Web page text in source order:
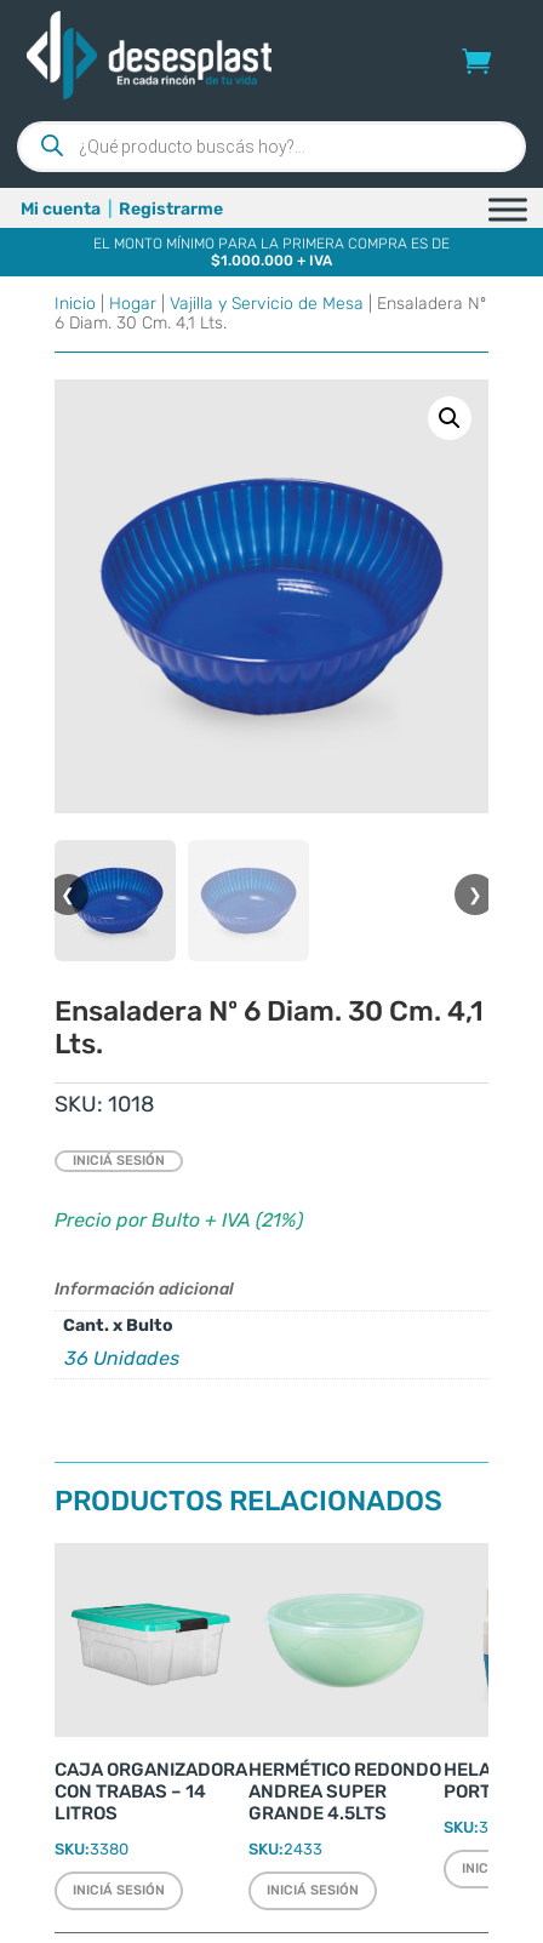
Búsqueda
de
productos
Mi cuenta Registrarme
EL MONTO MÍNIMO PARA LA PRIMERA COMPRA ES DE
$1.000.000 + IVA
Inicio Hogar| Vajilla y Servicio de Mesa | Ensaladera Nº
6 Diam. 30 Cm. 4,1 Lts.
❮ ❯
Ensaladera Nº 6 Diam. 30 Cm. 4,1
Lts.
SKU: 1018
INICIÁ SESIÓN
Precio por Bulto + IVA (21%)
Información adicional
Cant. x Bulto
36 Unidades
PRODUCTOS RELACIONADOS
CAJA ORGANIZADORA
CON TRABAS – 14
LITROS
SKU:3380
INICIÁ SESIÓN
HERMÉTICO REDONDO
ANDREA SUPER
GRANDE 4.5LTS
SKU:2433
INICIÁ SESIÓN
PORTÁTIL
SKU:3500
INICIÁ